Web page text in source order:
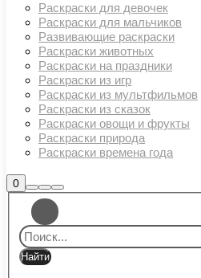
Раскраски для девочек
Раскраски для мальчиков
Развивающие раскраски
Раскраски животных
Раскраски на праздники
Раскраски из игр
Раскраски из мультфильмов
Раскраски из сказок
Раскраски овощи и фрукты
Раскраски природа
Раскраски времена года
0Боковая
панель
магазина
Найти
Больше
информации
Главное
меню